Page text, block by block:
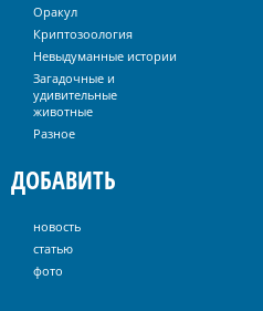
Оракул
Криптозоология
Невыдуманные истории
Загадочные и
удивительные
животные
Разное
ДОБАВИТЬ
новость
статью
фото